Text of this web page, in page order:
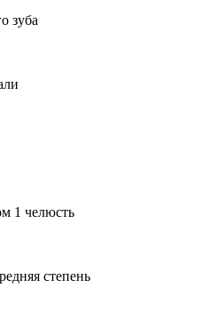
зуба
1 челюсть
степень